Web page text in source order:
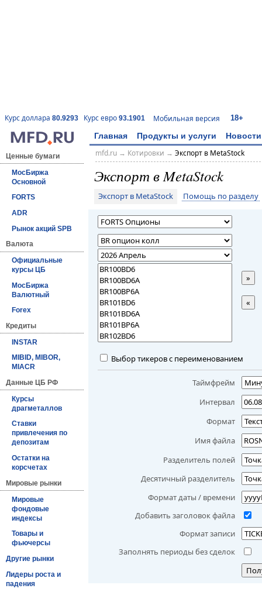
Курс доллара 80.9293 Курс евро 93.1901 Мобильная версия 18+
Главная Продукты и услуги Новости
Ценные бумаги
МосБиржа
Основной
FORTS
ADR
Рынок акций SPB
Валюта
Официальные
курсы ЦБ
МосБиржа
Валютный
Forex
Кредиты
INSTAR
MIBID, MIBOR,
MIACR
Данные ЦБ РФ
Курсы
драгметаллов
Ставки
привлечения по
депозитам
Остатки на
корсчетах
Мировые рынки
Мировые
фондовые
индексы
Товары и
фьючерсы
Другие рынки
Лидеры роста и
падения
mfd.ru→ Котировки → Экспорт в MetaStock
Экспорт в MetaStock
Экспорт в MetaStock Помощь по разделу
»
«
Выбор тикеров с переименованием
Таймфрейм
Интервал
Формат
Имя файла
Разделитель полей
Десятичный разделитель
Формат даты / времени
Добавить заголовок файла
Формат записи
Заполнять периоды без сделок